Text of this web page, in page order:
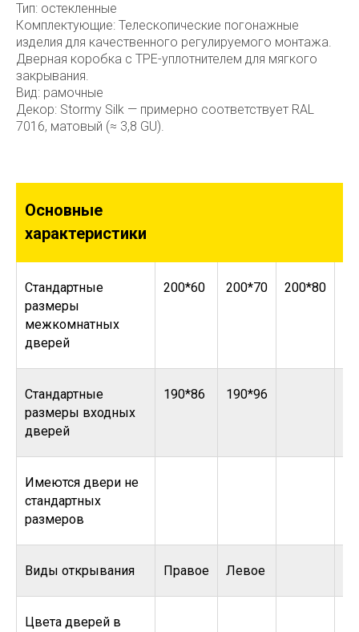
Тип: остекленные
Комплектующие: Телескопические погонажные
изделия для качественного регулируемого монтажа.
Дверная коробка с TPE-уплотнителем для мягкого
закрывания.
Вид: рамочные
Декор: Stormy Silk — примерно соответствует RAL
7016, матовый (≈ 3,8 GU).
Основные
характеристики
Стандартные
размеры
межкомнатных
дверей
200*60 200*70 200*80
Стандартные
размеры входных
дверей
190*86 190*96
Имеются двери не
стандартных
размеров
Виды открывания Правое Левое
Цвета дверей в